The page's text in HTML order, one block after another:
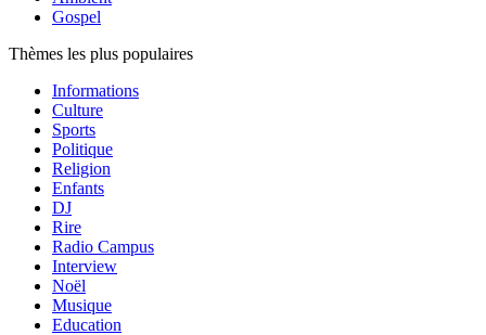
Gospel
Thèmes les plus populaires
Informations
Culture
Sports
Politique
Religion
Enfants
DJ
Rire
Radio Campus
Interview
Noël
Musique
Education